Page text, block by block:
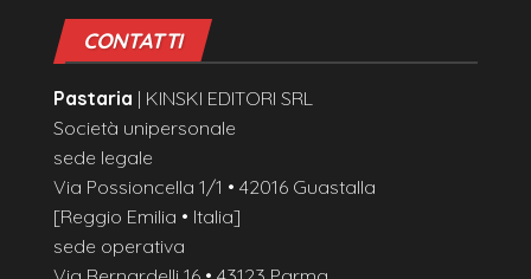
CONTATTI
Pastaria | KINSKI EDITORI SRL
Società unipersonale
sede legale
Via Possioncella 1/1 • 42016 Guastalla
[Reggio Emilia • Italia]
sede operativa